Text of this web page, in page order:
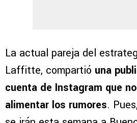
La actual pareja del
Laffitte, compartió una
cuenta de Instagram que
alimentar los rumores.